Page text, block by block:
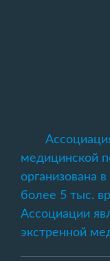
медицинской
организована
более 5 тыс.
Ассоциации
экстренной